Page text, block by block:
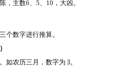
，主数6、5、10，大凶。
个数字进行推算。
如农历三月，数字为 3。